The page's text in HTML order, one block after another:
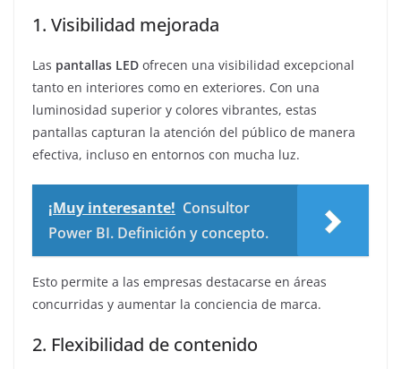
1. Visibilidad mejorada
Las pantallas LED ofrecen una visibilidad excepcional
tanto en interiores como en exteriores. Con una
luminosidad superior y colores vibrantes, estas
pantallas capturan la atención del público de manera
efectiva, incluso en entornos con mucha luz.
¡Muy interesante! Consultor
Power BI. Definición y concepto.
Esto permite a las empresas destacarse en áreas
concurridas y aumentar la conciencia de marca.
2. Flexibilidad de contenido